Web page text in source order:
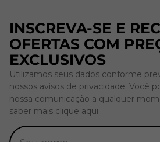
INSCREVA-SE E
OFERTAS COM
EXCLUSIVOS
Utilizamos seus dados conforme
nossos avisos de privacidade. Você
nossa comunicação a qualquer
saber mais clique aqui.